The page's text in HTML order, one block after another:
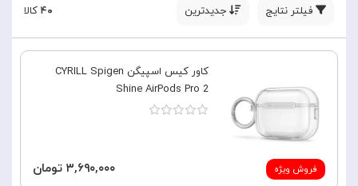
فیلتر نتایج جدیدترین ۴۰ کالا
فروش ویژه
کاور کیس اسپیگن CYRILL Spigen
Shine AirPods Pro 2
۳,۶۹۰,۰۰۰ تومان